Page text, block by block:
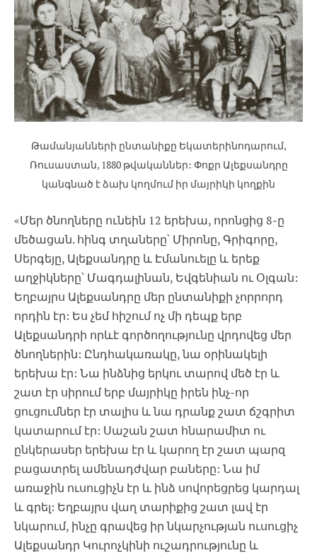
Թամանյանների ընտանիքը Եկատերինոդարում,
Ռուսաստան, 1880 թվականներ: Փոքր Ալեքսանդրը
կանգնած է ձախ կողմում իր մայրիկի կողքին
«Մեր ծնողները ունեին 12 երեխա, որոնցից 8-ը
մեծացան. հինգ տղաները՝ Միրոնը, Գրիգորը,
Սերգեյը, Ալեքսանդրը և Էմանուելը և երեք
աղջիկները՝ Մագդալինան, Եվգենիան ու Օլգան:
Եղբայրս Ալեքսանդրը մեր ընտանիքի չորրորդ
որդին էր: Ես չեմ հիշում ոչ մի դեպք երբ
Ալեքսանդրի որևէ գործողությունը վրդովեց մեր
ծնողներին: Ընդհակառակը, նա օրինակելի
երեխա էր: Նա ինձնից երկու տարով մեծ էր և
շատ էր սիրում երբ մայրիկը իրեն ինչ-որ
ցուցումներ էր տալիս և նա դրանք շատ ճշգրիտ
կատարում էր: Սաշան շատ հնարամիտ ու
ընկերասեր երեխա էր և կարող էր շատ պարզ
բացատրել ամենադժվար բաները: Նա իմ
առաջին ուսուցիչն էր և ինձ սովորեցրեց կարդալ
և գրել: Եղբայրս վաղ տարիքից շատ լավ էր
նկարում, ինչը գրավեց իր նկարչության ուսուցիչ
Ալեքսանդր Կուրոչկինի ուշադրությունը և